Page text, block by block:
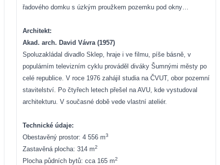
řadového domku s úzkým proužkem pozemku pod okny…
Architekt:
Akad. arch. David Vávra (1957)
Spoluzakládal divadlo Sklep, hraje i ve filmu, píše básně, v
populárním televizním cyklu prováděl diváky Šumnými městy po
celé republice. V roce 1976 zahájil studia na ČVUT, obor pozemní
stavitelství. Po čtyřech letech přešel na AVU, kde vystudoval
architekturu. V současné době vede vlastní ateliér.
Technické údaje:
Obestavěný prostor: 4 556 m3
Zastavěná plocha: 314 m2
Plocha půdních bytů: cca 165 m2